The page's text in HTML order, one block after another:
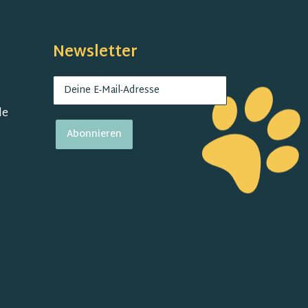
Newsletter
Abonnieren